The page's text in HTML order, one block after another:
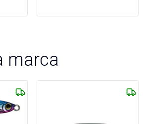
marca